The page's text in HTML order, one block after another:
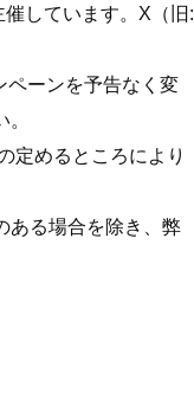
しています。X（旧:
ーンを予告なく変
定めるところにより
ある場合を除き、弊